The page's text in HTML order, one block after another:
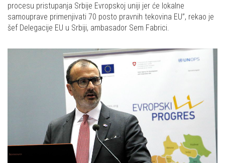
procesu pristupanja Srbije Evropskoj uniji jer će lokalne
samouprave primenjivati 70 posto pravnih tekovina EU”, rekao je
šef Delegacije EU u Srbiji, ambasador Sem Fabrici.